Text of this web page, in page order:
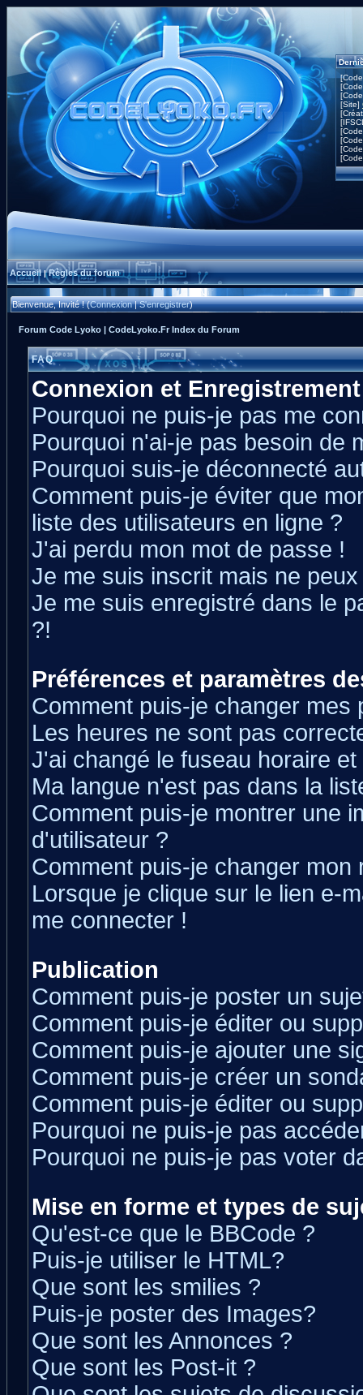
[Site]
Accueil|Règles du forum
Bienvenue, Invité ! (Connexion|S'enregistrer)
Forum Code Lyoko | CodeLyoko.Fr Index du Forum
FAQ
Connexion et Enregistrement
Pourquoi ne puis-je pas me
Pourquoi n'ai-je pas besoin de
Pourquoi suis-je déconnecté
Comment puis-je éviter que
liste des utilisateurs en ligne ?
J'ai perdu mon mot de passe !
Je me suis inscrit mais ne
Je me suis enregistré dans le
?!
Préférences et paramètres
Comment puis-je changer mes
Les heures ne sont pas
J'ai changé le fuseau horaire
Ma langue n'est pas dans la
Comment puis-je montrer une
d'utilisateur ?
Comment puis-je changer mon
Lorsque je clique sur le lien e-
me connecter !
Publication
Comment puis-je poster un
Comment puis-je éditer ou
Comment puis-je ajouter une
Comment puis-je créer un
Comment puis-je éditer ou
Pourquoi ne puis-je pas
Pourquoi ne puis-je pas voter
Mise en forme et types de
Qu'est-ce que le BBCode ?
Puis-je utiliser le HTML?
Que sont les smilies ?
Puis-je poster des Images?
Que sont les Annonces ?
Que sont les Post-it ?